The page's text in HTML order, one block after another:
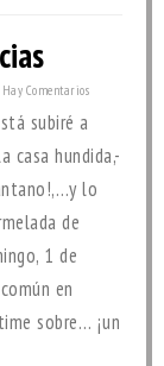
Hay Comentarios
subiré a
casa hundida,-
lo
de
1 de
en
sobre… ¡un